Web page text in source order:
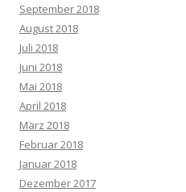
September 2018
August 2018
Juli 2018
Juni 2018
Mai 2018
April 2018
März 2018
Februar 2018
Januar 2018
Dezember 2017